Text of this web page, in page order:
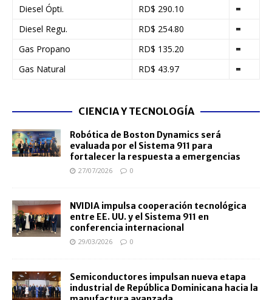
Diesel Ópti.
RD$ 290.10
=
Diesel Regu.
RD$ 254.80
=
Gas Propano
RD$ 135.20
=
Gas Natural
RD$ 43.97 =
CIENCIA Y TECNOLOGÍA
Robótica de Boston Dynamics será
evaluada por el Sistema 911 para
fortalecer la respuesta a emergencias
27/07/2026 0
NVIDIA impulsa cooperación tecnológica
entre EE. UU. y el Sistema 911 en
conferencia internacional
29/03/2026 0
Semiconductores impulsan nueva etapa
industrial de República Dominicana hacia la